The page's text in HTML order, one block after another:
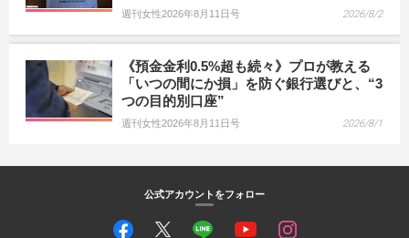
週刊女性2026年8月11日号 2026/8/2
《預金金利0.5%超も続々》プロが教える
「いつの間にか損」を防ぐ銀行選びと、“3
つの目的別口座”
週刊女性2026年8月11日号 2026/8/1
公式アカウントをフォロー